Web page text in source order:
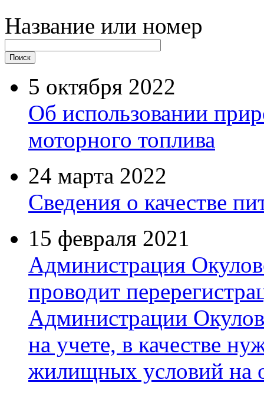
Название или номер
5 октября 2022
Об использовании
моторного топлива
24 марта 2022
Сведения о качестве
15 февраля 2021
Администрация
проводит
Администрации
на учете, в качестве
жилищных условий на